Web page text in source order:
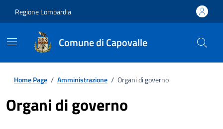
Regione Lombardia
Comune di Capovalle
Home Page / Amministrazione / Organi di governo
Organi di governo